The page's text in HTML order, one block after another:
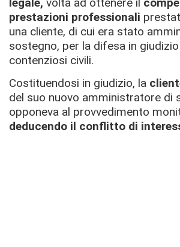
prestazioni professionali
una cliente, di cui era stato
sostegno, per la difesa in
contenziosi civili.
Costituendosi in giudizio, la
del suo nuovo amministratore di
opponeva al provvedimento
deducendo il conflitto di